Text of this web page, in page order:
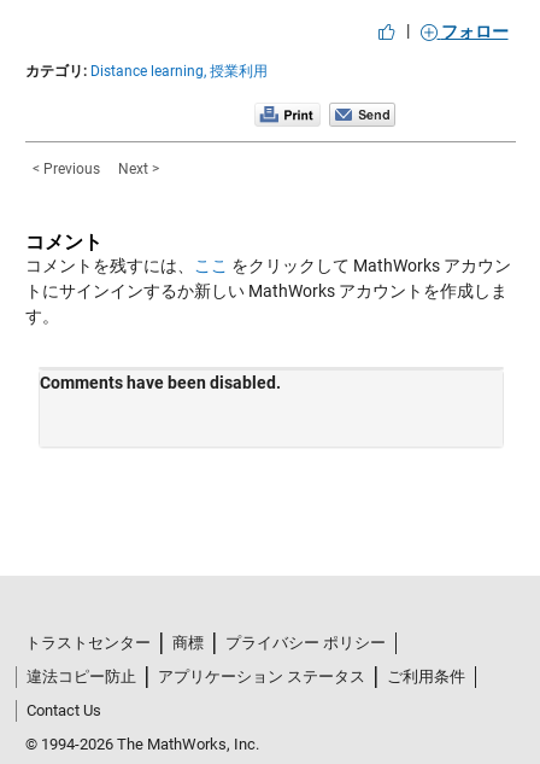
| フォロー
カテゴリ: Distance learning, 授業利用
< Previous Next >
コメント
コメントを残すには、 ここ をクリックして MathWorks アカウン
トにサインインするか新しい MathWorks アカウントを作成しま
す。
トラストセンター 商標
プライバシー ポリシー
違法コピー防止
アプリケーション ステータス
ご利用条件
Contact Us
© 1994-2026 The MathWorks, Inc.